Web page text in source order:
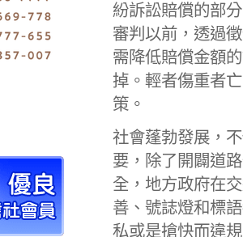
紛訴訟賠償的部
審判以前，透過
需降低賠償金額
掉。輕者傷重者
策。
社會蓬勃發展，
要，除了開闢道
全，地方政府在
善、號誌燈和標
私或是搶快而違